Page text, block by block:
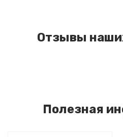
Отзывы
Полезная